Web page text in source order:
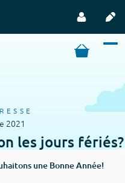
2021
les jours fériés?
une Bonne Année!